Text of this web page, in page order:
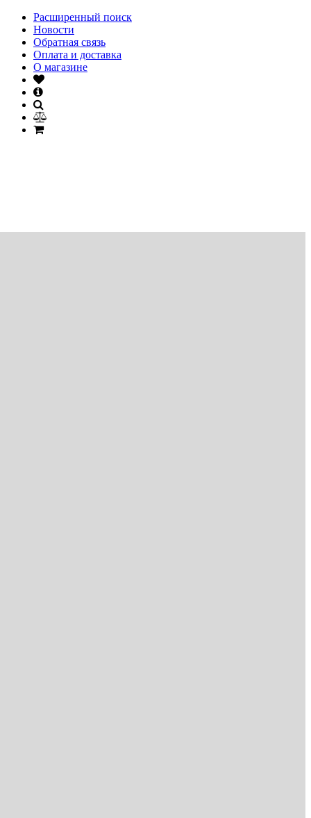
Расширенный поиск
Новости
Обратная связь
Оплата и доставка
О магазине